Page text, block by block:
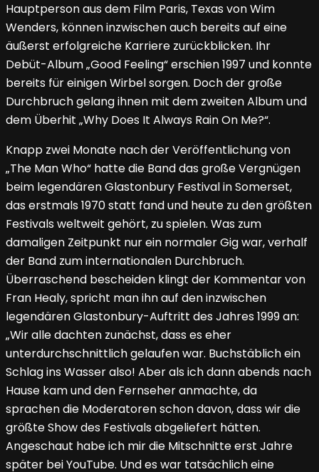
Hauptperson aus dem Film Paris, Texas von Wim
Wenders, können inzwischen auch bereits auf eine
äußerst erfolgreiche Karriere zurückblicken. Ihr
Debüt-Album „Good Feeling“ erschien 1997 und konnte
bereits für einigen Wirbel sorgen. Doch der große
Durchbruch gelang ihnen mit dem zweiten Album und
dem Überhit „Why Does It Always Rain On Me?“.
Knapp zwei Monate nach der Veröffentlichung von
„The Man Who“ hatte die Band das große Vergnügen
beim legendären Glastonbury Festival in Somerset,
das erstmals 1970 statt fand und heute zu den größten
Festivals weltweit gehört, zu spielen. Was zum
damaligen Zeitpunkt nur ein normaler Gig war, verhalf
der Band zum internationalen Durchbruch.
Überraschend bescheiden klingt der Kommentar von
Fran Healy, spricht man ihn auf den inzwischen
legendären Glastonbury-Auftritt des Jahres 1999 an:
„Wir alle dachten zunächst, dass es eher
unterdurchschnittlich gelaufen war. Buchstäblich ein
Schlag ins Wasser also! Aber als ich dann abends nach
Hause kam und den Fernseher anmachte, da
sprachen die Moderatoren schon davon, dass wir die
größte Show des Festivals abgeliefert hätten.
Angeschaut habe ich mir die Mitschnitte erst Jahre
später bei YouTube. Und es war tatsächlich eine